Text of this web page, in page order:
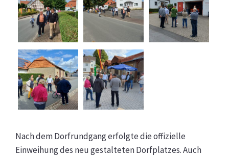
Nach dem Dorfrundgang erfolgte die offizielle
Einweihung des neu gestalteten Dorfplatzes. Auch